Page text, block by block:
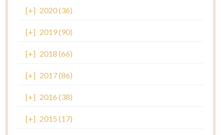
[+] 2020 (36)
[+] 2019 (90)
[+] 2018 (66)
[+] 2017 (86)
[+] 2016 (38)
[+] 2015 (17)